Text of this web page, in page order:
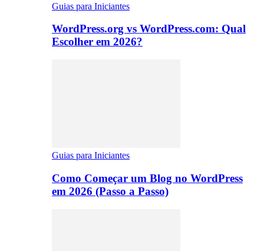
Guias para Iniciantes
WordPress.org vs WordPress.com: Qual
Escolher em 2026?
Guias para Iniciantes
Como Começar um Blog no WordPress
em 2026 (Passo a Passo)